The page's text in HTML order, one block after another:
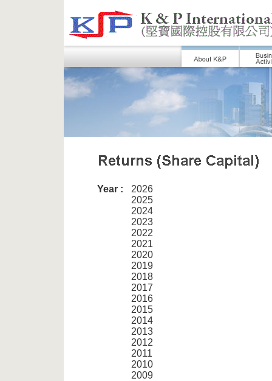
Year :
2026
2025
2024
2023
2022
2021
2020
2019
2018
2017
2016
2015
2014
2013
2012
2011
2010
2009